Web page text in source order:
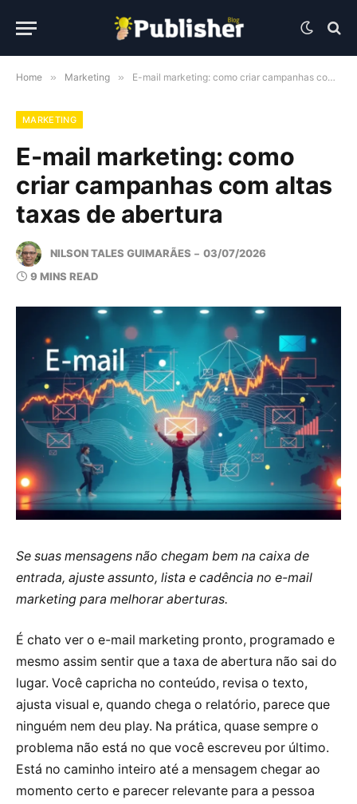
Home » Marketing » E-mail marketing: como criar campanhas com altas taxas de abertura
MARKETING
E-mail marketing: como
criar campanhas com altas
taxas de abertura
NILSON TALES GUIMARÃES
03/07/2026
9 MINS READ
Se suas mensagens não chegam bem na caixa de
entrada, ajuste assunto, lista e cadência no e-mail
marketing para melhorar aberturas.
É chato ver o e-mail marketing pronto, programado e
mesmo assim sentir que a taxa de abertura não sai do
lugar. Você capricha no conteúdo, revisa o texto,
ajusta visual e, quando chega o relatório, parece que
ninguém nem deu play. Na prática, quase sempre o
problema não está no que você escreveu por último.
Está no caminho inteiro até a mensagem chegar ao
momento certo e parecer relevante para a pessoa